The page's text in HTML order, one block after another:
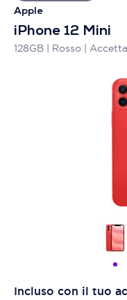
Apple
iPhone 12 Mini
128GB | Rosso |
Incluso con il tuo